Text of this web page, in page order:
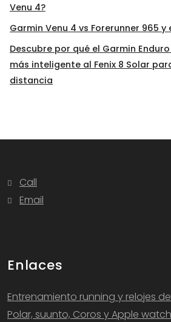
Venu 4?
Garmin Venu 4 vs Forerunner 965 y
Descubre por qué el Garmin
más inteligente al Fenix 8 Solar
distancia
Call
Email
Enlaces
Entrenamiento running y relojes
Polar, suunto, Coros y Apple watch